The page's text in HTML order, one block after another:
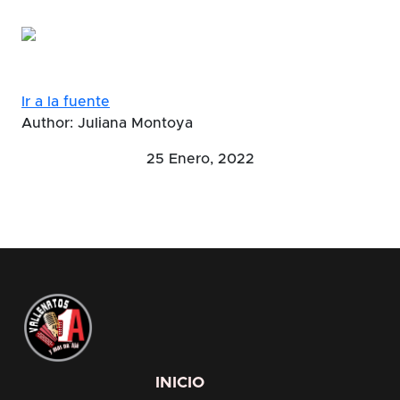
Ir a la fuente
Author: Juliana Montoya
25 Enero, 2022
INICIO